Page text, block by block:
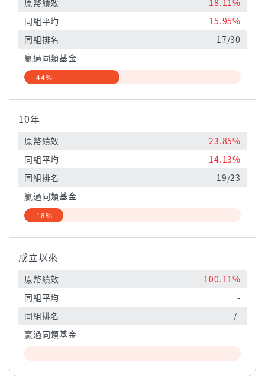
原幣績效
18.11%
同組平均
15.95%
同組排名
17/30
贏過同類基金
44%
10年
原幣績效
23.85%
同組平均
14.13%
同組排名
19/23
贏過同類基金
18%
成立以來
原幣績效
100.11%
同組平均
-
同組排名
-/-
贏過同類基金